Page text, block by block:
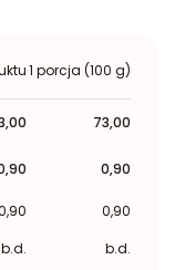
1 porcja (100 g)
73,00
0,90
0,90
b.d. b.d.